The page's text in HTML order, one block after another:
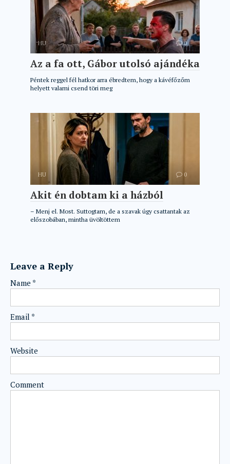
HU 0
Az a fa ott, Gábor utolsó ajándéka
Péntek reggel fél hatkor arra ébredtem, hogy a kávéfőzőm
helyett valami csend töri meg
HU 0
Akit én dobtam ki a házból
– Menj el. Most. Suttogtam, de a szavak úgy csattantak az
előszobában, mintha üvöltöttem
Leave a Reply
Name *
Email *
Website
Comment